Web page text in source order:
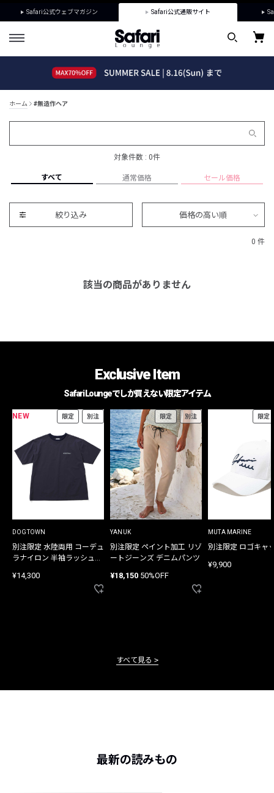
Safari公式ウェブマガジン Safari公式通販サイト
ホーム #無造作ヘア
対象件数 : 0件
すべて 通常価格 セール価格
絞り込み 価格の高い順
0 件
該当の商品がありません
Exclusive Item
Safari Loungeでしか買えない限定アイテム
NEW 限定 別注
DOGTOWN
別注限定 水陸両用 コーデュ
ラナイロン 半袖ラッシュガ
¥14,300
限定 別注
YANUK
別注限定 ペイント加工 リゾ
ートジーンズ デニムパンツ
¥18,150 50%OFF
限定
MUTA MARINE
別注限定 ロゴキャ
¥9,900
すべて見る
最新の読みもの